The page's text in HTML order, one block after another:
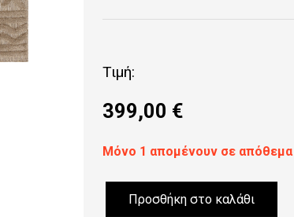
Τιμή:
399,00 €
Μόνο 1 απομένουν σε απόθεμα
Προσθήκη στο καλάθι